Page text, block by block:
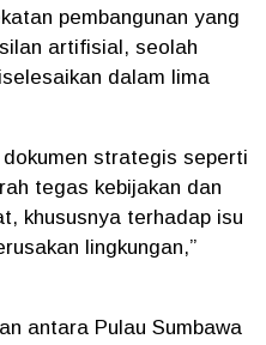
pembangunan yang
artifisial, seolah
dalam lima
strategis seperti
tegas kebijakan dan
khususnya terhadap isu
lingkungan,”
antara Pulau Sumbawa